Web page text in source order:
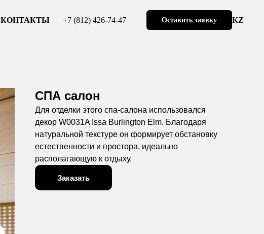
КОНТАКТЫ +7 (812) 426-74-47 Оставить заявку KZ
СПА салон
Для отделки этого спа-салона использовался
декор W0031A Issa Burlington Elm. Благодаря
натуральной текстуре он формирует обстановку
естественности и простора, идеально
располагающую к отдыху.
Заказать